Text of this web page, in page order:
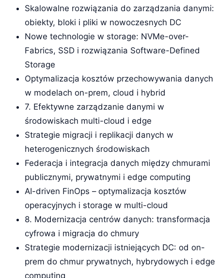
Skalowalne rozwiązania do zarządzania danymi:
obiekty, bloki i pliki w nowoczesnych DC
Nowe technologie w storage: NVMe-over-
Fabrics, SSD i rozwiązania Software-Defined
Storage
Optymalizacja kosztów przechowywania danych
w modelach on-prem, cloud i hybrid
7. Efektywne zarządzanie danymi w
środowiskach multi-cloud i edge
Strategie migracji i replikacji danych w
heterogenicznych środowiskach
Federacja i integracja danych między chmurami
publicznymi, prywatnymi i edge computing
AI-driven FinOps – optymalizacja kosztów
operacyjnych i storage w multi-cloud
8. Modernizacja centrów danych: transformacja
cyfrowa i migracja do chmury
Strategie modernizacji istniejących DC: od on-
prem do chmur prywatnych, hybrydowych i edge
computing